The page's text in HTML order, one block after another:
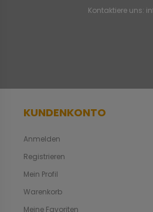
Kontaktiere uns:
KUNDENKONTO
Anmelden
Registrieren
Mein Profil
Warenkorb
Meine Favoriten